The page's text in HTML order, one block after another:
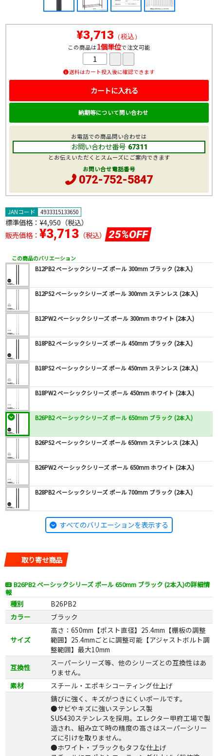
JANコード 4933315133650
標準価格： ¥4,950 （税込）
販売価格： ¥3,713（税込） 25%OFF
この商品のバリエーション
B12PB2 ベーシックシリーズ ポール 300mm ブラック (2本入)
B12PS2 ベーシックシリーズ ポール 300mm ステンレス (2本入)
B12PW2 ベーシックシリーズ ポール 300mm ホワイト (2本入)
B18PB2 ベーシックシリーズ ポール 450mm ブラック (2本入)
B18PS2 ベーシックシリーズ ポール 450mm ステンレス (2本入)
B18PW2 ベーシックシリーズ ポール 450mm ホワイト (2本入)
B26PB2 ベーシックシリーズ ポール 650mm ブラック (2本入)
B26PS2 ベーシックシリーズ ポール 650mm ステンレス (2本入)
B26PW2 ベーシックシリーズ ポール 650mm ホワイト (2本入)
B28PB2 ベーシックシリーズ ポール 700mm ブラック (2本入)
すべてのバリエーションを表示する
取り寄せ商品
B26PB2 ベーシックシリーズ ポール 650mm ブラック (2本入)の詳細情
報
種別
B26PB2
カラー
ブラック
サイズ
高さ：650mm【ポスト直径】25.4mm【棚板の調整
範囲】25.4mmごとに調整可能【アジャストボルト調
整範囲】最大10mm
互換性
スーパーシリーズ等、他のシリーズとの互換性はあ
りません。
素材
スチール・エポキシコーティング仕上げ
錆びに強く、キズがつきにくいポールです。
●サビやキズに強いステンレス製
SUS430ステンレスを採用。エレクター甲府工場で製
造され、組み立て時の精度の高さはスーパーシリー
ズに引けを取りません。
●ホワイト・ブラックもタフな仕上げ
¥3,713 （税込）
この商品は1個単位で注文可能
送料はカート投入後に確認できます
カートに入れる
納期等について問い合わせ
お電話での商品問い合わせは
お問い合わせ番号 67311
とお伝えいただくとスムーズにご案内できます
お問い合せ電話番号
072-752-5847